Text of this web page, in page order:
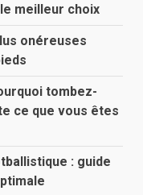
meilleur choix
onéreuses
tombez-
ce que vous êtes
: guide